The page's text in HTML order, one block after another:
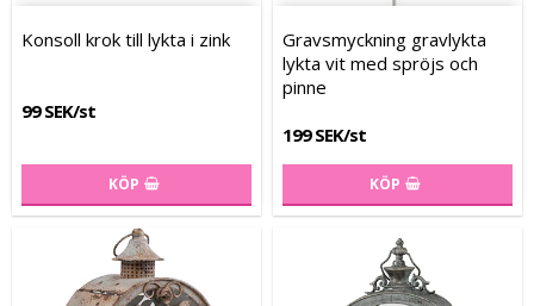
Lägg till i favoritlistan
Konsoll krok till lykta i zink
99 SEK/st
KÖP
Gravsmyckning gravlykta
lykta vit med spröjs och
pinne
199 SEK/st
KÖP